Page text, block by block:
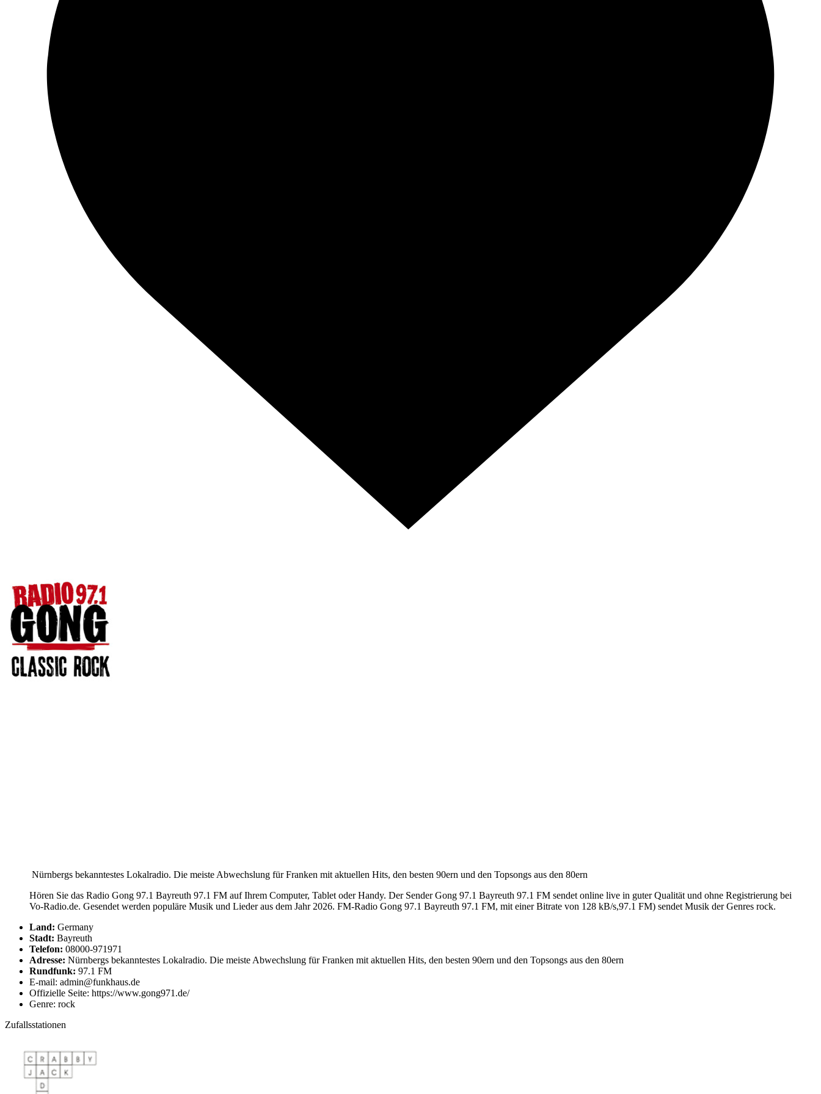
Nürnbergs bekanntestes Lokalradio. Die meiste Abwechslung für Franken mit aktuellen Hits, den besten 90ern und den Topsongs aus den 80ern
Hören Sie das Radio Gong 97.1 Bayreuth 97.1 FM auf Ihrem Computer, Tablet oder Handy. Der Sender Gong 97.1 Bayreuth 97.1 FM sendet online live in guter Qualität und ohne Registrierung bei
Vo-Radio.de. Gesendet werden populäre Musik und Lieder aus dem Jahr 2026. FM-Radio Gong 97.1 Bayreuth 97.1 FM, mit einer Bitrate von 128 kB/s,97.1 FM) sendet Musik der Genres rock.
Land: Germany
Stadt: Bayreuth
Telefon: 08000-971971
Adresse: Nürnbergs bekanntestes Lokalradio. Die meiste Abwechslung für Franken mit aktuellen Hits, den besten 90ern und den Topsongs aus den 80ern
Rundfunk: 97.1 FM
E-mail: admin@funkhaus.de
Offizielle Seite: https://www.gong971.de/
Genre: rock
Zufallsstationen